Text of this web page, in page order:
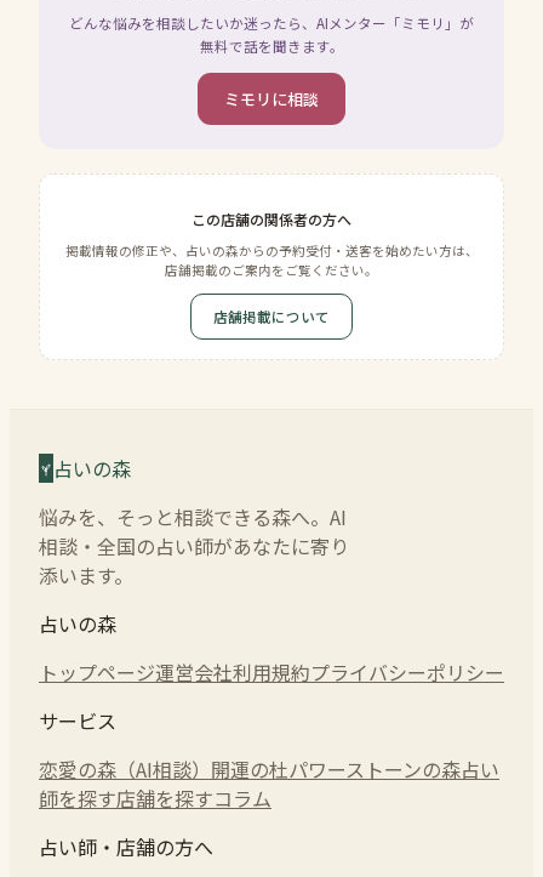
どんな悩みを相談したいか迷ったら、AIメンター「ミモリ」が
無料で話を聞きます。
ミモリに相談
この店舗の関係者の方へ
掲載情報の修正や、占いの森からの予約受付・送客を始めたい方は、
店舗掲載のご案内をご覧ください。
店舗掲載について
占いの森
悩みを、そっと相談できる森へ。AI
相談・全国の占い師があなたに寄り
添います。
占いの森
トップページ運営会社利用規約プライバシーポリシー
サービス
恋愛の森（AI相談） 開運の杜パワーストーンの森占い
師を探す店舗を探すコラム
占い師・店舗の方へ